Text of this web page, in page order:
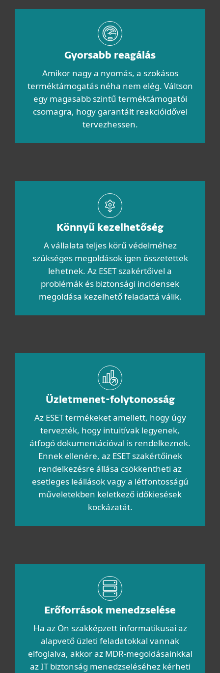
Gyorsabb reagálás
Amikor nagy a nyomás, a szokásos
terméktámogatás néha nem elég. Váltson
egy magasabb szintű terméktámogatói
csomagra, hogy garantált reakcióidővel
tervezhessen.
Könnyű kezelhetőség
A vállalata teljes körű védelméhez
szükséges megoldások igen összetettek
lehetnek. Az ESET szakértőivel a
problémák és biztonsági incidensek
megoldása kezelhető feladattá válik.
Üzletmenet-folytonosság
Az ESET termékeket amellett, hogy úgy
tervezték, hogy intuitívak legyenek,
átfogó dokumentációval is rendelkeznek.
Ennek ellenére, az ESET szakértőinek
rendelkezésre állása csökkentheti az
esetleges leállások vagy a létfontosságú
műveletekben keletkező időkiesések
kockázatát.
Erőforrások menedzselése
Ha az Ön szakképzett informatikusai az
alapvető üzleti feladatokkal vannak
elfoglalva, akkor az MDR-megoldásainkkal
az IT biztonság menedzseléséhez kérheti